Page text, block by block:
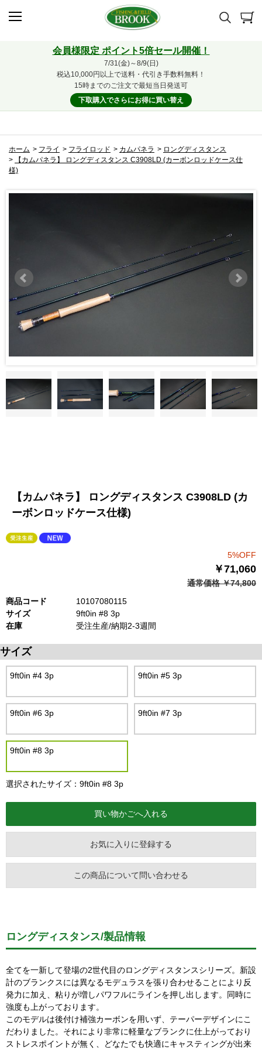
会員様限定 ポイント5倍セール開催！
7/31(金)～8/9(日)
税込10,000円以上で送料・代引き手数料無料！
15時までのご注文で最短当日発送可
下取購入でさらにお得に買い替え
ホーム > フライ > フライロッド > カムパネラ > ロングディスタンス
>
【カムパネラ】 ロングディスタンス C3908LD (カーボンロッドケース仕
様)
【カムパネラ】 ロングディスタンス C3908LD (カ
ーボンロッドケース仕様)
5%OFF
￥71,060
通常価格 ￥74,800
商品コード
10107080115
サイズ
9ft0in #8 3p
在庫
受注生産/納期2-3週間
サイズ
9ft0in #4 3p 9ft0in #5 3p
9ft0in #6 3p 9ft0in #7 3p
9ft0in #8 3p
選択されたサイズ：9ft0in #8 3p
お気に入りに登録する
この商品について問い合わせる
ロングディスタンス/製品情報
全てを一新して登場の2世代目のロングディスタンスシリーズ。新設
計のブランクスには異なるモデュラスを張り合わせることにより反
発力に加え、粘りが増しパワフルにラインを押し出します。同時に
強度も上がっております。
このモデルは後付け補強カーボンを用いず、テーパーデザインにこ
だわりました。それにより非常に軽量なブランクに仕上がっており
ストレスポイントが無く、どなたでも快適にキャスティングが出来